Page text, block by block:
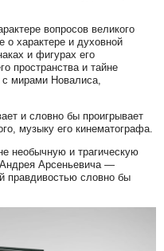
вопросов великого
о характере и духовной
и фигурах его
пространства и тайне
с мирами Новалиса,
и словно бы проигрывает
музыку его кинематографа.
необычную и трагическую
Андрея Арсеньевича —
правдивостью словно бы